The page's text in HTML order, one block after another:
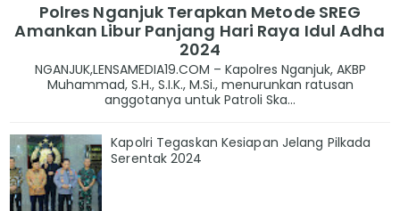
Polres Nganjuk Terapkan Metode SREG
Amankan Libur Panjang Hari Raya Idul Adha
2024
NGANJUK,LENSAMEDIA19.COM – Kapolres Nganjuk, AKBP
Muhammad, S.H., S.I.K., M.Si., menurunkan ratusan
anggotanya untuk Patroli Ska...
Kapolri Tegaskan Kesiapan Jelang Pilkada
Serentak 2024